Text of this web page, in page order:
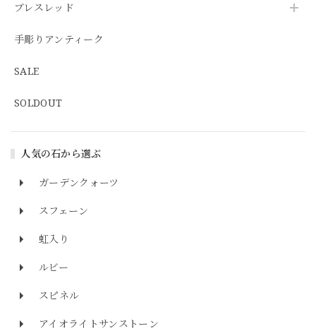
ブレスレッド
手彫りアンティーク
SALE
SOLDOUT
人気の石から選ぶ
ガーデンクォーツ
スフェーン
虹入り
ルビー
スピネル
アイオライトサンストーン